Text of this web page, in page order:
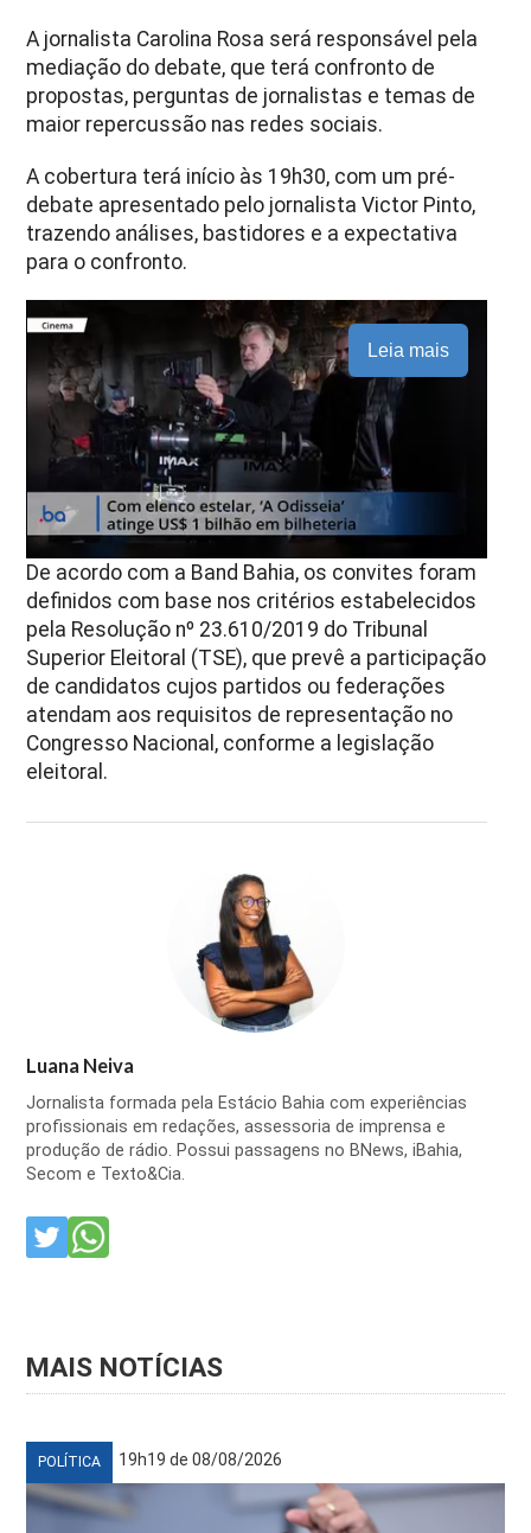
A jornalista Carolina Rosa será responsável pela
mediação do debate, que terá confronto de
propostas, perguntas de jornalistas e temas de
maior repercussão nas redes sociais.
A cobertura terá início às 19h30, com um pré-
debate apresentado pelo jornalista Victor Pinto,
trazendo análises, bastidores e a expectativa
para o confronto.
Leia mais
De acordo com a Band Bahia, os convites foram
definidos com base nos critérios estabelecidos
pela Resolução nº 23.610/2019 do Tribunal
Superior Eleitoral (TSE), que prevê a participação
de candidatos cujos partidos ou federações
atendam aos requisitos de representação no
Congresso Nacional, conforme a legislação
eleitoral.
Luana Neiva
Jornalista formada pela Estácio Bahia com experiências
profissionais em redações, assessoria de imprensa e
produção de rádio. Possui passagens no BNews, iBahia,
Secom e Texto&Cia.
MAIS NOTÍCIAS
POLÍTICA 19h19 de 08/08/2026